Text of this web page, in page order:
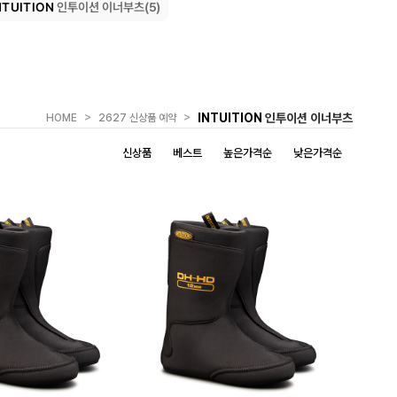
인투이션 이너부츠(5)
HOME > 2627 신상품 예약 > INTUITION 인투이션 이너부츠
신상품 베스트 높은가격순 낮은가격순